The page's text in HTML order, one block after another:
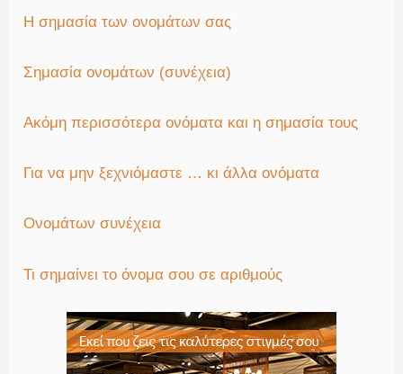
Η σημασία των ονομάτων σας
Σημασία ονομάτων (συνέχεια)
Ακόμη περισσότερα ονόματα και η σημασία τους
Για να μην ξεχνιόμαστε … κι άλλα ονόματα
Ονομάτων συνέχεια
Τι σημαίνει το όνομα σου σε αριθμούς